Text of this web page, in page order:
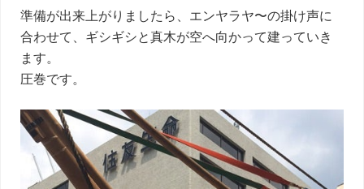
準備が出来上がりましたら、エンヤラヤ〜の掛け声に
合わせて、ギシギシと真木が空へ向かって建っていき
ます。
圧巻です。